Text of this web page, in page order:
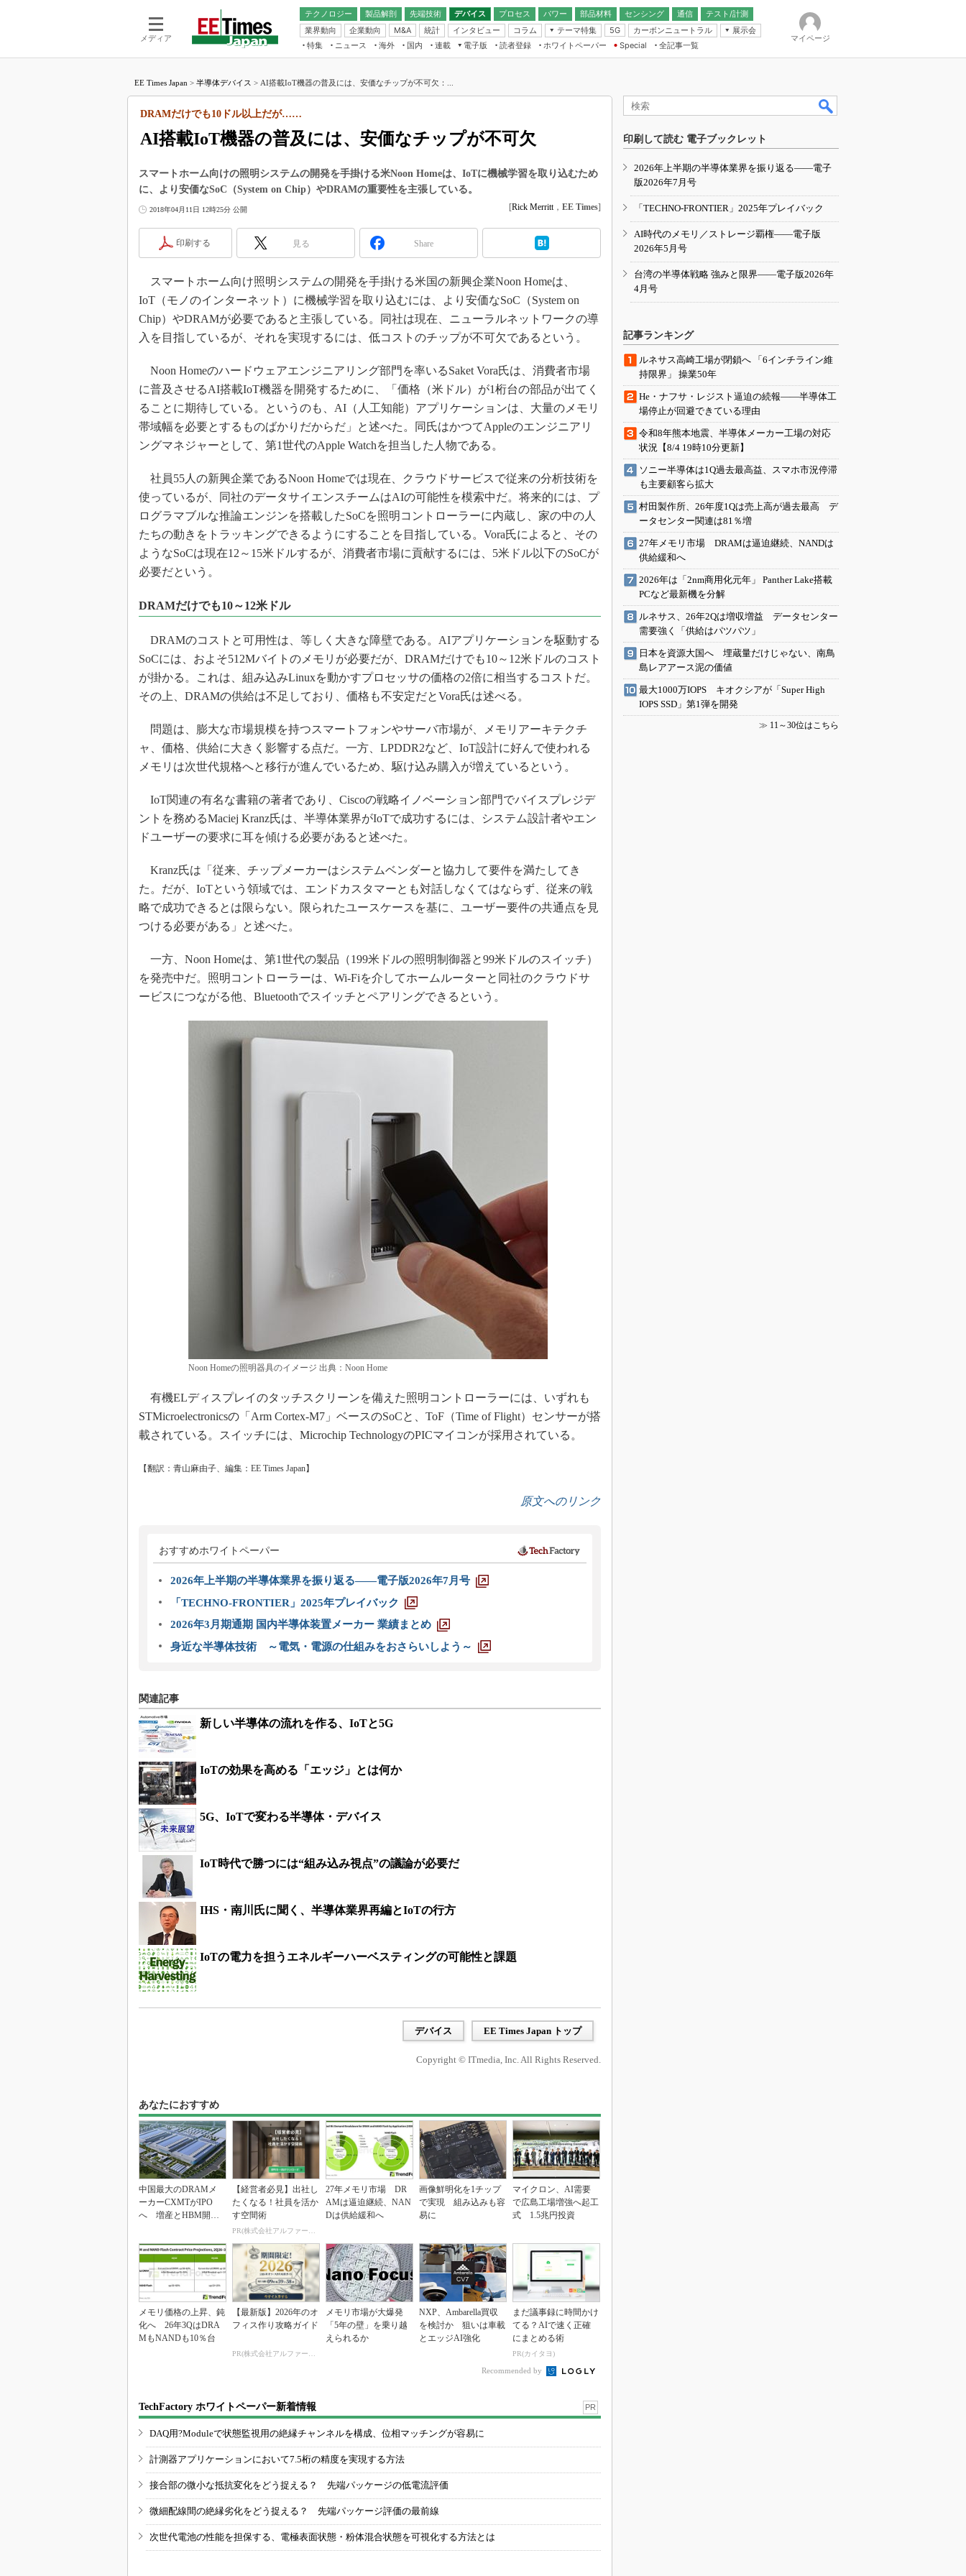
メディア
テクノロジー 製品解剖
先端技術
電池／エネルギー
デバイス
アナログ
LSI
マイコン
プロセス パワー 部品材料 センシング
通信
無線
テスト/計測
業界動向
企業動向 M&A 統計 インタビュー コラム
テーマ特集
フィジカルAI
読者調査（EE Times Research）
IoT
エレクトロニクス入門（EDN
5G カーボンニュートラル
展示会
IoT・エッジコンピューティング
EXPO
TECHNO-FRONTIER
人とくるま展
特集 ニュース 海外 国内
連載
福田昭のデバイス通信
大山聡の業界スコープ
大原雄介のエレ・組み込みプレイバ
リタイア直前エンジニアの社会人大
学漂流記
踊るバズワード ～Behind the
Buzzword
で起こること
製品分解で探るアジアの新トレンド
光伝送技術を知る
イノベーションは日本を救うのか
JASA発IoT通信
IHSアナリスト「未来展望」
「英語に愛されないエンジニア」の
電子版
電子ブックレット
読者登録 ホワイトペーパー
Special
全記事一覧
マイページ
EE Times Japan > 半導体デバイス > AI搭載IoT機器の普及には、安価なチップが不可欠：...
AI搭載IoT機器の普及には、安価なチップが不可欠
DRAMだけでも10ドル以上だが……
スマートホーム向けの照明システムの開発を手掛ける米Noon Homeは、IoTに機械学習を取り込むため
に、より安価なSoC（System on Chip）やDRAMの重要性を主張している。
2018年04月11日 12時25分 公開 [Rick Merritt， EE Times]
印刷する 見る Share
スマートホーム向け照明システムの開発を手掛ける米国の新興企業Noon Homeは、
IoT（モノのインターネット）に機械学習を取り込むには、より安価なSoC（System on
Chip）やDRAMが必要であると主張している。同社は現在、ニューラルネットワークの導
入を目指しているが、それを実現するには、低コストのチップが不可欠であるという。
Noon Homeのハードウェアエンジニアリング部門を率いるSaket Vora氏は、消費者市場
に普及させるAI搭載IoT機器を開発するために、「価格（米ドル）が1桁台の部品が出てく
ることに期待している。というのも、AI（人工知能）アプリケーションは、大量のメモリ
帯域幅を必要とするものばかりだからだ」と述べた。同氏はかつてAppleのエンジニアリ
ングマネジャーとして、第1世代のApple Watchを担当した人物である。
社員55人の新興企業であるNoon Homeでは現在、クラウドサービスで従来の分析技術を
使っているが、同社のデータサイエンスチームはAIの可能性を模索中だ。将来的には、プ
ログラマブルな推論エンジンを搭載したSoCを照明コントローラーに内蔵し、家の中の人
たちの動きをトラッキングできるようにすることを目指している。Vora氏によると、その
ようなSoCは現在12～15米ドルするが、消費者市場に貢献するには、5米ドル以下のSoCが
必要だという。
DRAMだけでも10～12米ドル
DRAMのコストと可用性は、等しく大きな障壁である。AIアプリケーションを駆動する
SoCには、およそ512Mバイトのメモリが必要だが、DRAMだけでも10～12米ドルのコスト
が掛かる。これは、組み込みLinuxを動かすプロセッサの価格の2倍に相当するコストだ。
その上、DRAMの供給は不足しており、価格も不安定だとVora氏は述べる。
問題は、膨大な市場規模を持つスマートフォンやサーバ市場が、メモリアーキテクチ
ャ、価格、供給に大きく影響する点だ。一方、LPDDR2など、IoT設計に好んで使われる
メモリは次世代規格へと移行が進んでいるため、駆け込み購入が増えているという。
IoT関連の有名な書籍の著者であり、Ciscoの戦略イノベーション部門でバイスプレジデ
ントを務めるMaciej Kranz氏は、半導体業界がIoTで成功するには、システム設計者やエン
ドユーザーの要求に耳を傾ける必要があると述べた。
Kranz氏は「従来、チップメーカーはシステムベンダーと協力して要件を満たしてき
た。だが、IoTという領域では、エンドカスタマーとも対話しなくてはならず、従来の戦
略で成功できるとは限らない。限られたユースケースを基に、ユーザー要件の共通点を見
つける必要がある」と述べた。
一方、Noon Homeは、第1世代の製品（199米ドルの照明制御器と99米ドルのスイッチ）
を発売中だ。照明コントローラーは、Wi-Fiを介してホームルーターと同社のクラウドサ
ービスにつながる他、Bluetoothでスイッチとペアリングできるという。
Noon Homeの照明器具のイメージ 出典：Noon Home
有機ELディスプレイのタッチスクリーンを備えた照明コントローラーには、いずれも
STMicroelectronicsの「Arm Cortex-M7」ベースのSoCと、ToF（Time of Flight）センサーが搭
載されている。スイッチには、Microchip TechnologyのPICマイコンが採用されている。
【翻訳：青山麻由子、編集：EE Times Japan】
原文へのリンク
おすすめホワイトペーパー
2026年上半期の半導体業界を振り返る――電子版2026年7月号
「TECHNO-FRONTIER」2025年プレイバック
2026年3月期通期 国内半導体装置メーカー 業績まとめ
身近な半導体技術 ～電気・電源の仕組みをおさらいしよう～
関連記事
新しい半導体の流れを作る、IoTと5G
IoTの効果を高める「エッジ」とは何か
5G、IoTで変わる半導体・デバイス
IoT時代で勝つには“組み込み視点”の議論が必要だ
IHS・南川氏に聞く、半導体業界再編とIoTの行方
IoTの電力を担うエネルギーハーベスティングの可能性と課題
デバイス EE Times Japan トップ
Copyright © ITmedia, Inc. All Rights Reserved.
あなたにおすすめ
中国最大のDRAMメ
ーカーCXMTがIPO
へ 増産とHBM開発
【経営者必見】出社し
たくなる！社員を活か
す空間術
PR(株式会社アルファーテクノ)
27年メモリ市場 DR
AMは逼迫継続、NAN
Dは供給緩和へ
画像鮮明化を1チップ
で実現 組み込みも容
易に
マイクロン、AI需要
で広島工場増強へ起工
式 1.5兆円投資
メモリ価格の上昇、鈍
化へ 26年3QはDRA
MもNANDも10％台
【最新版】2026年のオ
フィス作り攻略ガイド
PR(株式会社アルファーテクノ)
メモリ市場が大爆発
「5年の壁」を乗り越
えられるか
NXP、Ambarella買収
を検討か 狙いは車載
とエッジAI強化
まだ議事録に時間かけ
てる？AIで速く正確
にまとめる術
PR(カイタヨ)
Recommended by
TechFactory ホワイトペーパー新着情報 PR
DAQ用?Moduleで状態監視用の絶縁チャンネルを構成、位相マッチングが容易に
計測器アプリケーションにおいて7.5桁の精度を実現する方法
接合部の微小な抵抗変化をどう捉える？ 先端パッケージの低電流評価
微細配線間の絶縁劣化をどう捉える？ 先端パッケージ評価の最前線
次世代電池の性能を担保する、電極表面状態・粉体混合状態を可視化する方法とは
印刷して読む 電子ブックレット
2026年上半期の半導体業界を振り返る――電子
版2026年7月号
「TECHNO-FRONTIER」2025年プレイバック
AI時代のメモリ／ストレージ覇権――電子版
2026年5月号
台湾の半導体戦略 強みと限界――電子版2026年
4月号
記事ランキング
ルネサス高崎工場が閉鎖へ 「6インチライン維
持限界」 操業50年
He・ナフサ・レジスト逼迫の続報――半導体工
場停止が回避できている理由
令和8年熊本地震、半導体メーカー工場の対応
状況【8/4 19時10分更新】
ソニー半導体は1Q過去最高益、スマホ市況停滞
も主要顧客ら拡大
村田製作所、26年度1Qは売上高が過去最高 デ
ータセンター関連は81％増
27年メモリ市場 DRAMは逼迫継続、NANDは
供給緩和へ
2026年は「2nm商用化元年」 Panther Lake搭載
PCなど最新機を分解
ルネサス、26年2Qは増収増益 データセンター
需要強く「供給はパツパツ」
日本を資源大国へ 埋蔵量だけじゃない、南鳥
島レアアース泥の価値
最大1000万IOPS キオクシアが「Super High
IOPS SSD」第1弾を開発
≫ 11～30位はこちら